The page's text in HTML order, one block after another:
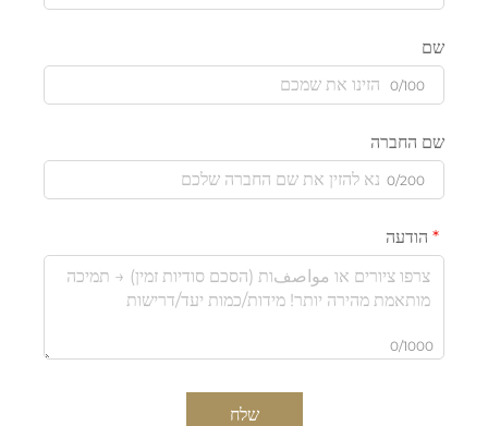
שם
0/100
שם החברה
0/200
הודעה
0/1000
שלח